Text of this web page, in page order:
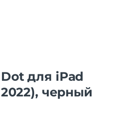
для iPad
2022), черный